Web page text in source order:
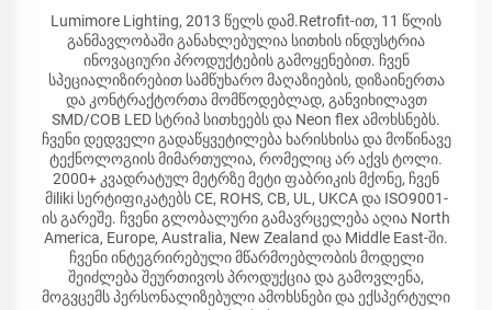
Lumimore Lighting, 2013 წელს დამ.Retrofit-ით, 11 წლის
განმავლობაში განახლებულია სითხის ინდუსტრია
ინოვაციური პროდუქტების გამოყენებით. ჩვენ
სპეციალიზირებით სამწუხარო მაღაზიების, დიზაინერთა
და კონტრაქტორთა მომწოდებლად, განვიხილავთ
SMD/COB LED სტრიპ სითხეებს და Neon flex ამოხსნებს.
ჩვენი დედველი გადაწყვეტილება ხარისხისა და მოწინავე
ტექნოლოგიის მიმართულია, რომელიც არ აქვს ტოლი.
2000+ კვადრატულ მეტრზე მეტი ფაბრიკის მქონე, ჩვენ
მiliki სერტიფიკატებს CE, ROHS, CB, UL, UKCA და ISO9001-
ის გარეშე. ჩვენი გლობალური გამავრცელება აღია North
America, Europe, Australia, New Zealand და Middle East-ში.
ჩვენი ინტეგრირებული მწარმოებლობის მოდელი
შეიძლება შეურთივოს პროდუქცია და გამოვლენა,
მოგვცემს პერსონალიზებული ამოხსნები და ექსპერტული